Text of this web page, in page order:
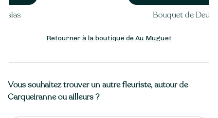
Retourner à la boutique de Au Muguet
Vous souhaitez trouver un autre fleuriste, autour de
Carqueiranne ou ailleurs ?